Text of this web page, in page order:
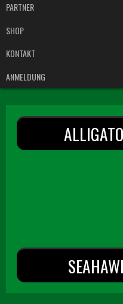
PARTNER
SHOP
KONTAKT
ANMELDUNG